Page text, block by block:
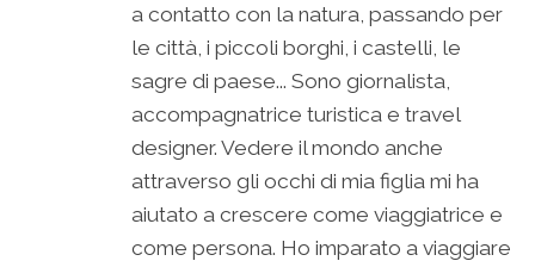
a contatto con la natura, passando per
le città, i piccoli borghi, i castelli, le
sagre di paese... Sono giornalista,
accompagnatrice turistica e travel
designer. Vedere il mondo anche
attraverso gli occhi di mia figlia mi ha
aiutato a crescere come viaggiatrice e
come persona. Ho imparato a viaggiare